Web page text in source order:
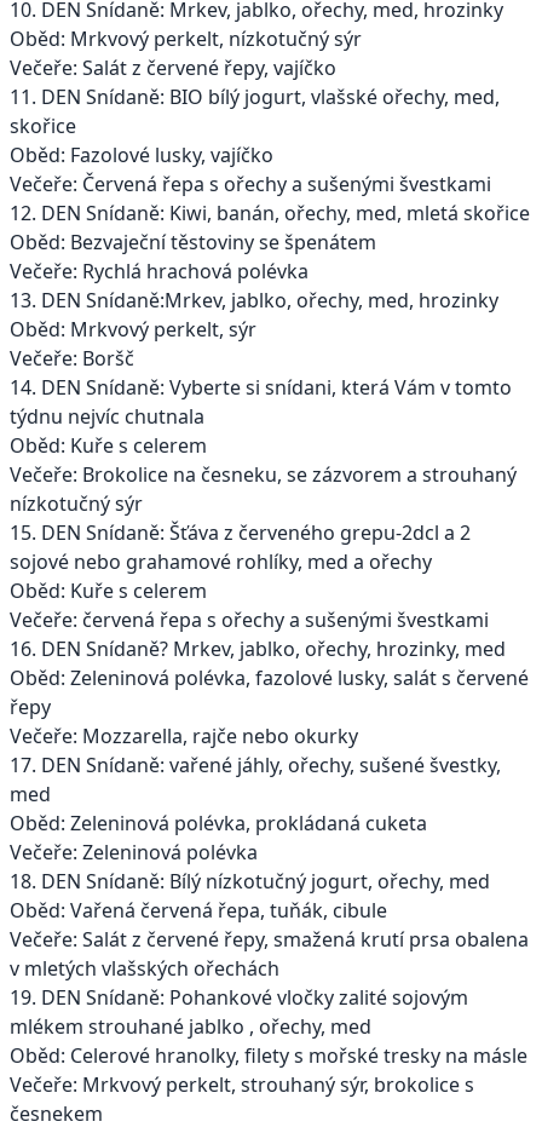
10. DEN Snídaně: Mrkev, jablko, ořechy, med, hrozinky
Oběd: Mrkvový perkelt, nízkotučný sýr
Večeře: Salát z červené řepy, vajíčko
11. DEN Snídaně: BIO bílý jogurt, vlašské ořechy, med,
skořice
Oběd: Fazolové lusky, vajíčko
Večeře: Červená řepa s ořechy a sušenými švestkami
12. DEN Snídaně: Kiwi, banán, ořechy, med, mletá skořice
Oběd: Bezvaječní těstoviny se špenátem
Večeře: Rychlá hrachová polévka
13. DEN Snídaně:Mrkev, jablko, ořechy, med, hrozinky
Oběd: Mrkvový perkelt, sýr
Večeře: Boršč
14. DEN Snídaně: Vyberte si snídani, která Vám v tomto
týdnu nejvíc chutnala
Oběd: Kuře s celerem
Večeře: Brokolice na česneku, se zázvorem a strouhaný
nízkotučný sýr
15. DEN Snídaně: Šťáva z červeného grepu-2dcl a 2
sojové nebo grahamové rohlíky, med a ořechy
Oběd: Kuře s celerem
Večeře: červená řepa s ořechy a sušenými švestkami
16. DEN Snídaně? Mrkev, jablko, ořechy, hrozinky, med
Oběd: Zeleninová polévka, fazolové lusky, salát s červené
řepy
Večeře: Mozzarella, rajče nebo okurky
17. DEN Snídaně: vařené jáhly, ořechy, sušené švestky,
med
Oběd: Zeleninová polévka, prokládaná cuketa
Večeře: Zeleninová polévka
18. DEN Snídaně: Bílý nízkotučný jogurt, ořechy, med
Oběd: Vařená červená řepa, tuňák, cibule
Večeře: Salát z červené řepy, smažená krutí prsa obalena
v mletých vlašských ořechách
19. DEN Snídaně: Pohankové vločky zalité sojovým
mlékem strouhané jablko , ořechy, med
Oběd: Celerové hranolky, filety s mořské tresky na másle
Večeře: Mrkvový perkelt, strouhaný sýr, brokolice s
česnekem